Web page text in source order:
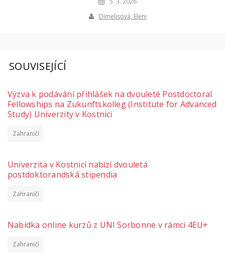
Dimelisová, Eleni
SOUVISEJÍCÍ
Výzva k podávání přihlášek na dvouleté Postdoctoral
Fellowships na Zukunftskolleg (Institute for Advanced
Study) Univerzity v Kostnici
Zahraničí
Univerzita v Kostnici nabízí dvouletá
postdoktorandská stipendia
Zahraničí
Nabídka online kurzů z UNI Sorbonne v rámci 4EU+
Zahraničí